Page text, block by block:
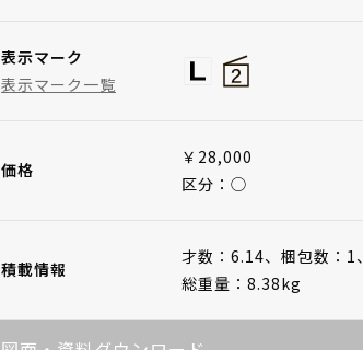
表示マーク
表示マーク一覧
価格
￥28,000
区分：◯
積載情報
才数：6.14、 梱包数：1、
総重量：8.38kg